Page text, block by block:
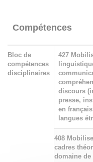
Compétences
Bloc de
compétences
disciplinaires
427
discours
presse,
en
langues
408
cadres
domaine de